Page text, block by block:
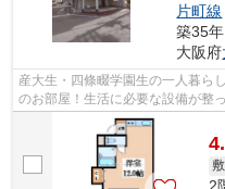
片町線
築35
大阪府
産大生・四條畷学園生の一人暮ら
のお部屋！生活に必要な設備が整
ンで2口コンロだからお料理も楽々